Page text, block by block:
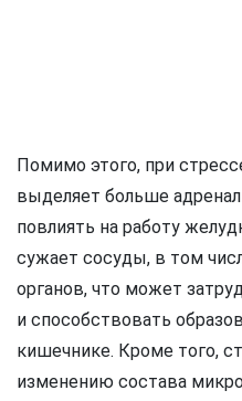
Помимо этого, при
выделяет больше
повлиять на работу
сужает сосуды, в том
органов, что может
и способствовать
кишечнике. Кроме того,
изменению состава